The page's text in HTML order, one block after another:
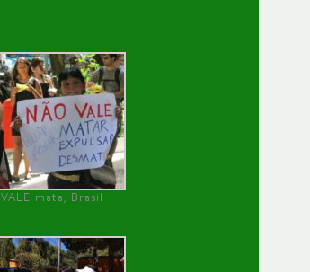
VALE mata, Brasil